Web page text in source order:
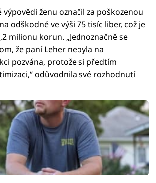
výpovědi ženu označil za poškozenou
odškodné ve výši 75 tisíc liber, což je
milionu korun. „Jednoznačně se
že paní Leher nebyla na
pozvána, protože si předtím
odůvodnila své rozhodnutí